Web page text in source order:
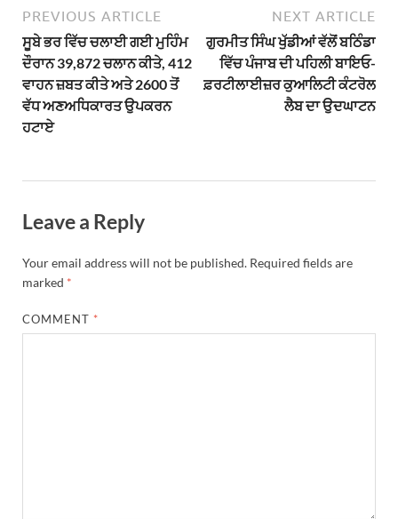
PREVIOUS ARTICLE
ਸੂਬੇ ਭਰ ਵਿੱਚ ਚਲਾਈ ਗਈ ਮੁਹਿੰਮ
ਦੌਰਾਨ 39,872 ਚਲਾਨ ਕੀਤੇ, 412
ਵਾਹਨ ਜ਼ਬਤ ਕੀਤੇ ਅਤੇ 2600 ਤੋਂ
ਵੱਧ ਅਣਅਧਿਕਾਰਤ ਉਪਕਰਨ
ਹਟਾਏ
NEXT ARTICLE
ਗੁਰਮੀਤ ਸਿੰਘ ਖੁੱਡੀਆਂ ਵੱਲੋਂ ਬਠਿੰਡਾ
ਵਿੱਚ ਪੰਜਾਬ ਦੀ ਪਹਿਲੀ ਬਾਇਓ-
ਫ਼ਰਟੀਲਾਈਜ਼ਰ ਕੁਆਲਿਟੀ ਕੰਟਰੋਲ
ਲੈਬ ਦਾ ਉਦਘਾਟਨ
Leave a Reply
Your email address will not be published. Required fields are
marked *
COMMENT *